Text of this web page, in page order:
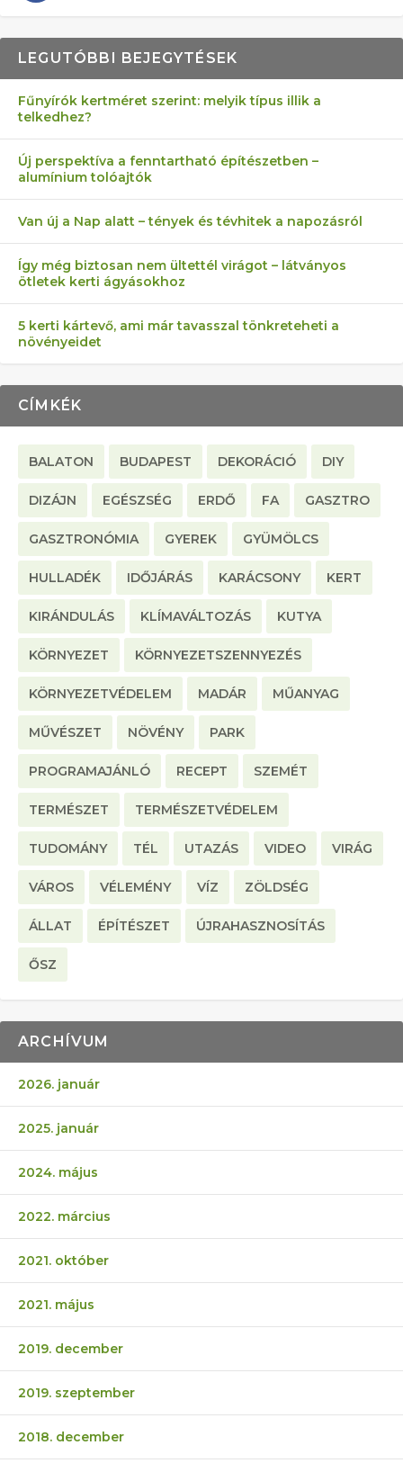
AZ ÖNELLÁTÁS 13 PONTJA
KEZDŐKNEK
6 LEGJOBB NÖVÉNY SZOMSZÉD
ELLEN
MÁRPEDIG A TŰZIJÁTÉK NEM MENŐ!
FÉLREÉRTETT KERTÉSZKEDÉS:
TÉRKŐ ÉS MURVA
AKI ELDOBÁLJA A CIGICSIKKEKET,
AZ EGY KÖ…
LEGUTÓBBI BEJEGYTÉSEK
Fűnyírók kertméret szerint: melyik típus illik a
telkedhez?
Új perspektíva a fenntartható építészetben –
alumínium tolóajtók
Van új a Nap alatt – tények és tévhitek a napozásról
Így még biztosan nem ültettél virágot – látványos
ötletek kerti ágyásokhoz
5 kerti kártevő, ami már tavasszal tönkreteheti a
növényeidet
CÍMKÉK
BALATON BUDAPEST DEKORÁCIÓ DIY
DIZÁJN EGÉSZSÉG ERDŐ FA GASZTRO
GASZTRONÓMIA GYEREK GYÜMÖLCS
HULLADÉK IDŐJÁRÁS KARÁCSONY KERT
KIRÁNDULÁS KLÍMAVÁLTOZÁS KUTYA
KÖRNYEZET KÖRNYEZETSZENNYEZÉS
KÖRNYEZETVÉDELEM MADÁR MŰANYAG
MŰVÉSZET NÖVÉNY PARK
PROGRAMAJÁNLÓ RECEPT SZEMÉT
TERMÉSZET TERMÉSZETVÉDELEM
TUDOMÁNY TÉL UTAZÁS VIDEO VIRÁG
VÁROS VÉLEMÉNY VÍZ ZÖLDSÉG
ÁLLAT ÉPÍTÉSZET ÚJRAHASZNOSÍTÁS
ŐSZ
ARCHÍVUM
2026. január
2025. január
2024. május
2022. március
2021. október
2021. május
2019. december
2019. szeptember
2018. december